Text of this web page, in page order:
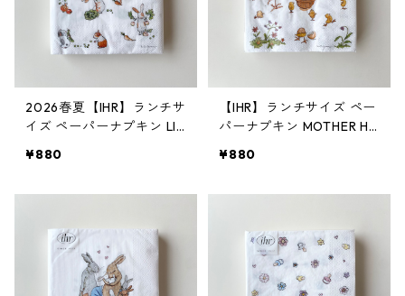
2026春夏【IHR】ランチサ
イズ ペーパーナプキン LIT
nita Jeram 20枚入り
¥880
【IHR】ランチサイズ ペー
パーナプキン MOTHER HE
0枚入り
¥880